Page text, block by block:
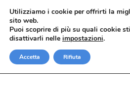
Passa al contenuto principale
Utilizziamo i cookie per offrirti la
sito web.
Puoi scoprire di più su quali cookie
disattivarli nelle impostazioni.
Accetta Rifiuta